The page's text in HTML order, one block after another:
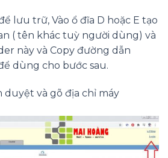
lưu trữ, Vào ổ đĩa D hoặc E tạo
( tên khác tuỳ người dùng) và
này và Copy đường dẫn
dùng cho bước sau.
duyệt và gõ địa chỉ máy